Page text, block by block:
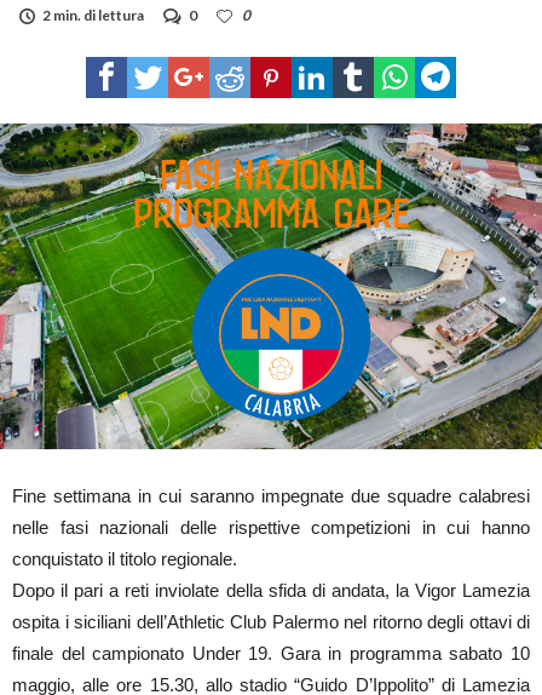
2 min. di lettura
0 0
Fine settimana in cui saranno impegnate due squadre calabresi
nelle fasi nazionali delle rispettive competizioni in cui hanno
conquistato il titolo regionale.
Dopo il pari a reti inviolate della sfida di andata, la Vigor Lamezia
ospita i siciliani dell’Athletic Club Palermo nel ritorno degli ottavi di
finale del campionato Under 19. Gara in programma sabato 10
maggio, alle ore 15.30, allo stadio “Guido D’Ippolito” di Lamezia